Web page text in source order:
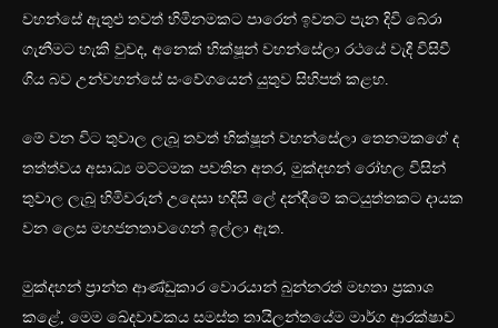
වහන්සේ ඇතුළු තවත් හිමිනමකට පාරෙන් ඉවතට පැන දිවි බේරා
ගැනීමට හැකි වුවද, අනෙක් භික්ෂූන් වහන්සේලා රථයේ වැදී විසිවී
ගිය බව උන්වහන්සේ සංවේගයෙන් යුතුව සිහිපත් කළහ.
මේ වන විට තුවාල ලැබූ තවත් භික්ෂූන් වහන්සේලා තෙනමකගේ ද
තත්ත්වය අසාධ්‍ය මට්ටමක පවතින අතර, මුක්දහන් රෝහල විසින්
තුවාල ලැබූ හිමිවරුන් උදෙසා හදිසි ලේ දන්දීමේ කටයුත්තකට දායක
වන ලෙස මහජනතාවගෙන් ඉල්ලා ඇත.
මුක්දහන් ප්‍රාන්ත ආණ්ඩුකාර වොරයාන් බුන්නරත් මහතා ප්‍රකාශ
කළේ, මෙම ඛේදවාචකය සමස්ත තායිලන්තයේම මාර්ග ආරක්ෂාව